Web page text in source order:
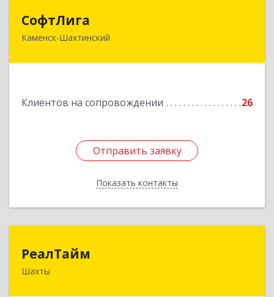
СофтЛига
Каменск-Шахтинский
Клиентов на сопровождении 26
Отправить заявку
Показать контакты
347800, Ростовская обл, Каменск-Шахтинский г,
Отправить заявку
Назад
РеалТайм
Шахты